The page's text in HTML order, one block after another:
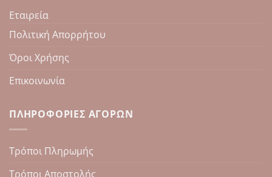
Εταιρεία
Πολιτική Απορρήτου
Όροι Χρήσης
Επικοινωνία
ΠΛΗΡΟΦΟΡΊΕΣ ΑΓΟΡΏΝ
Τρόποι Πληρωμής
Τρόποι Αποστολής